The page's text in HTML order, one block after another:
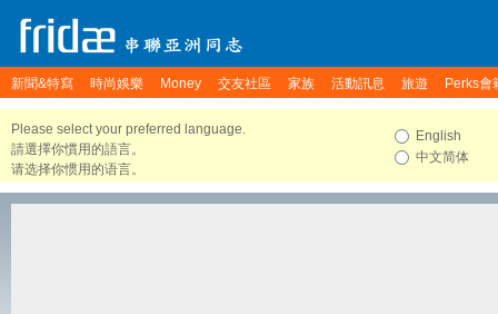
新聞&特寫 時尚娛樂 Money 交友社區 家族 活動訊息 旅遊 Perks會
Please select your preferred language.
請選擇你慣用的語言。
请选择你惯用的语言。
English
中文简体